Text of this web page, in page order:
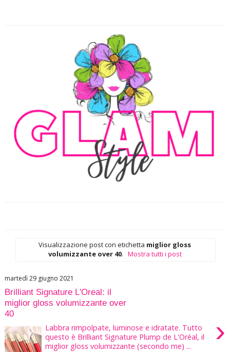
Visualizzazione post con etichetta miglior gloss
volumizzante over 40. Mostra tutti i post
martedì 29 giugno 2021
Brilliant Signature L'Oreal: il
miglior gloss volumizzante over
40
›
Labbra rimpolpate, luminose e idratate. Tutto
questo è Brilliant Signature Plump de L'Oréal, il
miglior gloss volumizzante (secondo me) ...